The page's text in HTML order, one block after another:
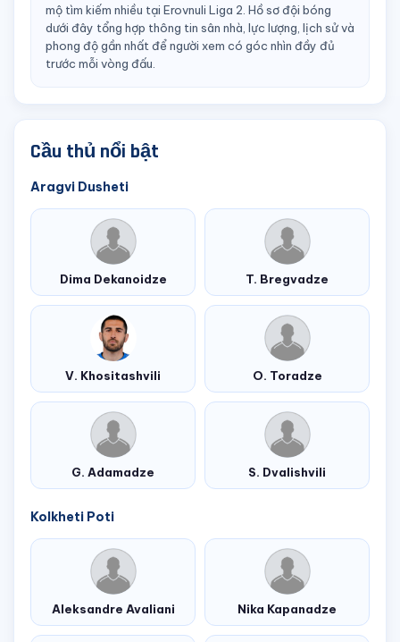
mộ tìm kiếm nhiều tại Erovnuli Liga 2. Hồ sơ đội bóng
dưới đây tổng hợp thông tin sân nhà, lực lượng, lịch sử và
phong độ gần nhất để người xem có góc nhìn đầy đủ
trước mỗi vòng đấu.
Cầu thủ nổi bật
Aragvi Dusheti
Dima Dekanoidze T. Bregvadze
V. Khositashvili O. Toradze
G. Adamadze S. Dvalishvili
Kolkheti Poti
Aleksandre Avaliani Nika Kapanadze